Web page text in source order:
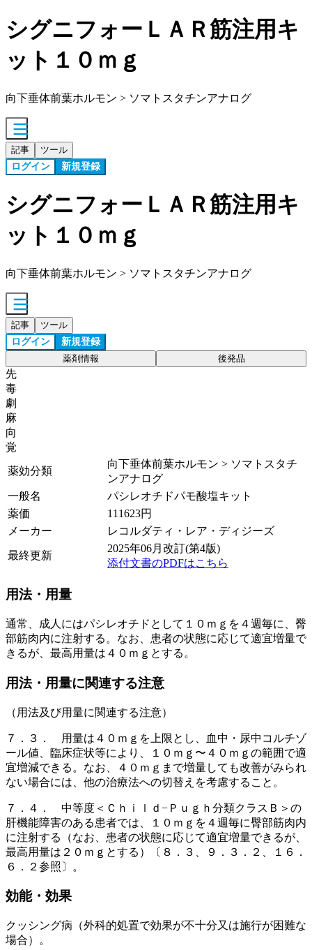
シグニフォーＬＡＲ筋注用キ
ット１０ｍｇ
向下垂体前葉ホルモン > ソマトスタチンアナログ
記事 ツール
ログイン 新規登録
シグニフォーＬＡＲ筋注用キ
ット１０ｍｇ
向下垂体前葉ホルモン > ソマトスタチンアナログ
記事 ツール
ログイン 新規登録
薬剤情報 後発品
先
毒
劇
麻
向
覚
薬効分類
向下垂体前葉ホルモン > ソマトスタチ
ンアナログ
一般名
パシレオチドパモ酸塩キット
薬価
111623円
メーカー
レコルダティ・レア・ディジーズ
最終更新
2025年06月改訂(第4版)
添付文書のPDFはこちら
用法・用量
通常、成人にはパシレオチドとして１０ｍｇを４週毎に、臀
部筋肉内に注射する。なお、患者の状態に応じて適宜増量で
きるが、最高用量は４０ｍｇとする。
用法・用量に関連する注意
（用法及び用量に関連する注意）
７．３． 用量は４０ｍｇを上限とし、血中・尿中コルチゾ
ール値、臨床症状等により、１０ｍｇ〜４０ｍｇの範囲で適
宜増減できる。なお、４０ｍｇまで増量しても改善がみられ
ない場合には、他の治療法への切替えを考慮すること。
７．４． 中等度＜Ｃｈｉｌｄ−Ｐｕｇｈ分類クラスＢ＞の
肝機能障害のある患者では、１０ｍｇを４週毎に臀部筋肉内
に注射する（なお、患者の状態に応じて適宜増量できるが、
最高用量は２０ｍｇとする）〔８．３、９．３．２、１６．
６．２参照〕。
効能・効果
クッシング病（外科的処置で効果が不十分又は施行が困難な
場合）。